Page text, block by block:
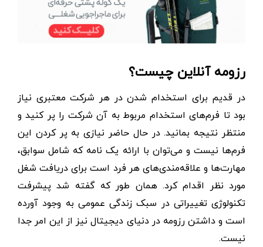
رزومه آنلاین چیست؟
در قدیم برای استخدام شدن در هر شرکت معتبری نیاز
بود تا فرم‌های استخدام مربوط به آن شرکت را پر کنید و
منتظر نتیجه بمانید. در حال حاضر نیازی به پر کردن این
فرم‌ها نیست و می‌توان با ارائه یک نامه که شامل سوابق،
مهارت‌ها و علاقه‌مندی‌های هر فرد است برای دریافت شغل
مورد نظر اقدام کرد. همان طور که گفته شد پیشرفت
تکنولوژی تغییراتی در سبک زندگی عمومی به وجود آورده
است و داشتن رزومه در دنیای دیجیتال نیز از این امر جدا
نیست.